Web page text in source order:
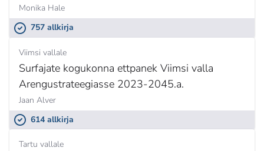
Monika Hale
757 allkirja
Viimsi vallale
Surfajate kogukonna ettpanek Viimsi valla
Arengustrateegiasse 2023-2045.a.
Jaan Alver
614 allkirja
Tartu vallale